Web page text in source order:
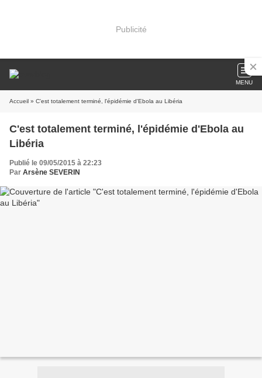
Publicité
MENU
Accueil » C'est totalement terminé, l'épidémie d'Ebola au Libéria
C'est totalement terminé, l'épidémie d'Ebola au
Libéria
Publié le 09/05/2015 à 22:23
Par Arsène SEVERIN